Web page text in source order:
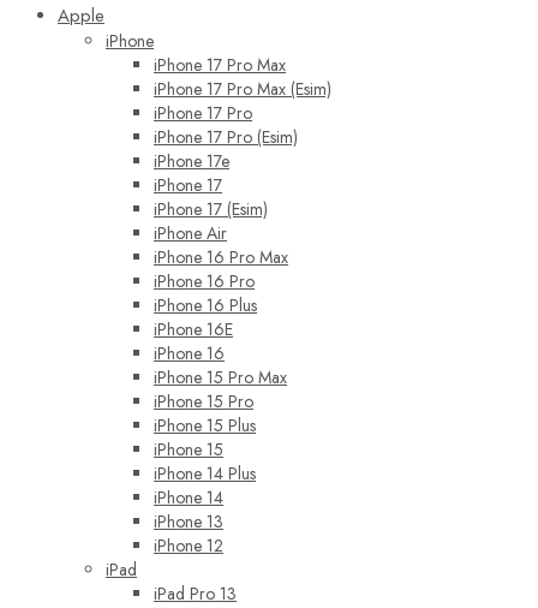
Apple
iPhone
iPhone 17 Pro Max
iPhone 17 Pro Max (Esim)
iPhone 17 Pro
iPhone 17 Pro (Esim)
iPhone 17e
iPhone 17
iPhone 17 (Esim)
iPhone Air
iPhone 16 Pro Max
iPhone 16 Pro
iPhone 16 Plus
iPhone 16E
iPhone 16
iPhone 15 Pro Max
iPhone 15 Pro
iPhone 15 Plus
iPhone 15
iPhone 14 Plus
iPhone 14
iPhone 13
iPhone 12
iPad
iPad Pro 13